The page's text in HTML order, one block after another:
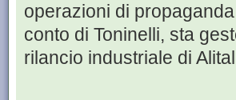
operazioni di
conto di Toninelli, sta
rilancio industriale di